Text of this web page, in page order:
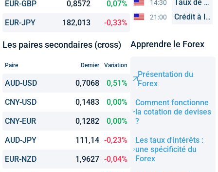
EUR-GBP 0,8572 0,07%
EUR-JPY 182,013 -0,33%
Les paires secondaires (cross)
Paire Dernier Variation
AUD-USD 0,7068 0,51%
CNY-USD 0,1483 0,00%
CNY-EUR 0,1282 0,00%
AUD-JPY 111,14 -0,23%
EUR-NZD 1,9627 -0,04%
14:30 Taux de chômage
21:00 Crédit à la consommation
Apprendre le Forex
Présentation du
Forex
Comment fonctionne
la cotation de devises
?
Les taux d'intérêts :
une spécificité du
Forex